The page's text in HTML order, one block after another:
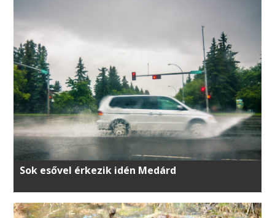
Sok esővel érkezik idén Medárd